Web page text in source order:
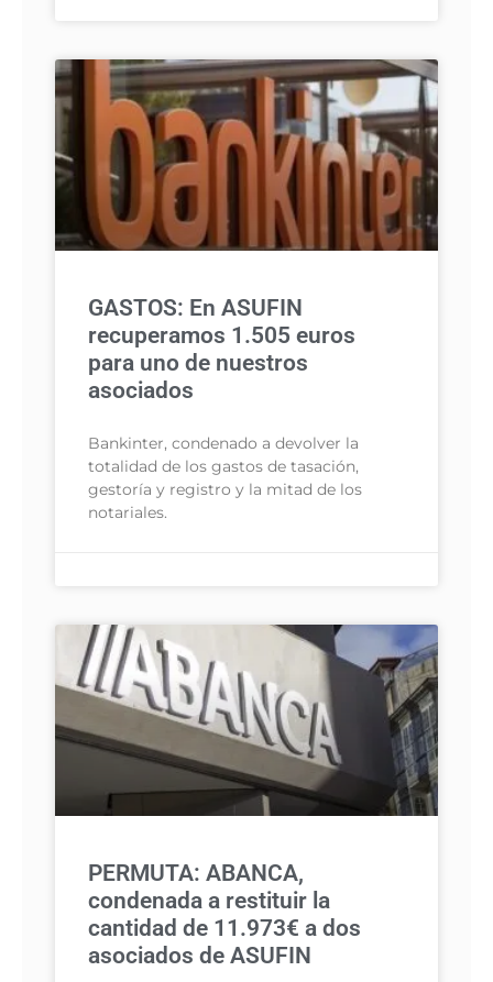
GASTOS: En ASUFIN
recuperamos 1.505 euros
para uno de nuestros
asociados
Bankinter, condenado a devolver la
totalidad de los gastos de tasación,
gestoría y registro y la mitad de los
notariales.
PERMUTA: ABANCA,
condenada a restituir la
cantidad de 11.973€ a dos
asociados de ASUFIN